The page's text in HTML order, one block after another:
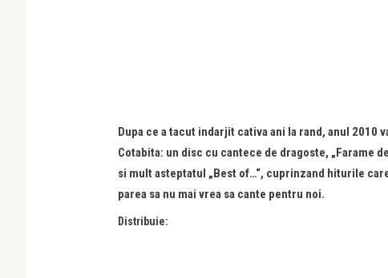
Dupa ce a tacut indarjit cativa ani la rand, anul 2010
Cotabita: un disc cu cantece de dragoste, „Farame
si mult asteptatul „Best of…“, cuprinzand hiturile
parea sa nu mai vrea sa cante pentru noi.
Distribuie: